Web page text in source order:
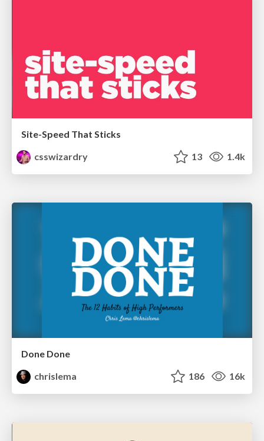
Site-Speed That Sticks
csswizardry
13 1.4k
Done Done
chrislema
186 16k